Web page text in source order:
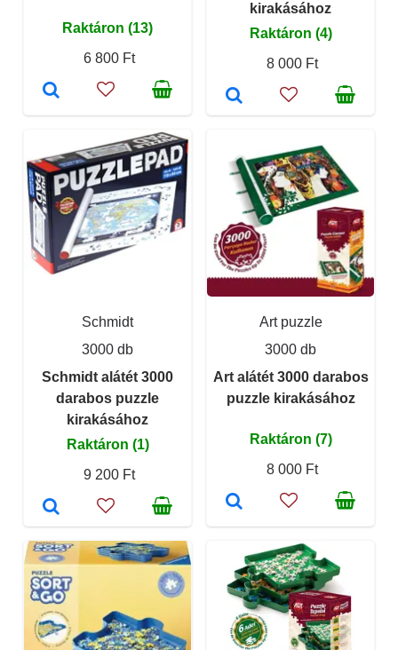
Raktáron (13)
6 800 Ft
kirakásához
Raktáron (4)
8 000 Ft
Schmidt
3000 db
Schmidt alátét 3000
darabos puzzle
kirakásához
Raktáron (1)
9 200 Ft
Art puzzle
3000 db
Art alátét 3000 darabos
puzzle kirakásához
Raktáron (7)
8 000 Ft